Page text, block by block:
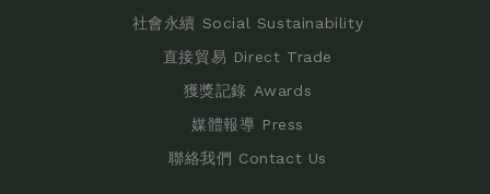
社會永續 Social Sustainability
直接貿易 Direct Trade
獲獎記錄 Awards
媒體報導 Press
聯絡我們 Contact Us